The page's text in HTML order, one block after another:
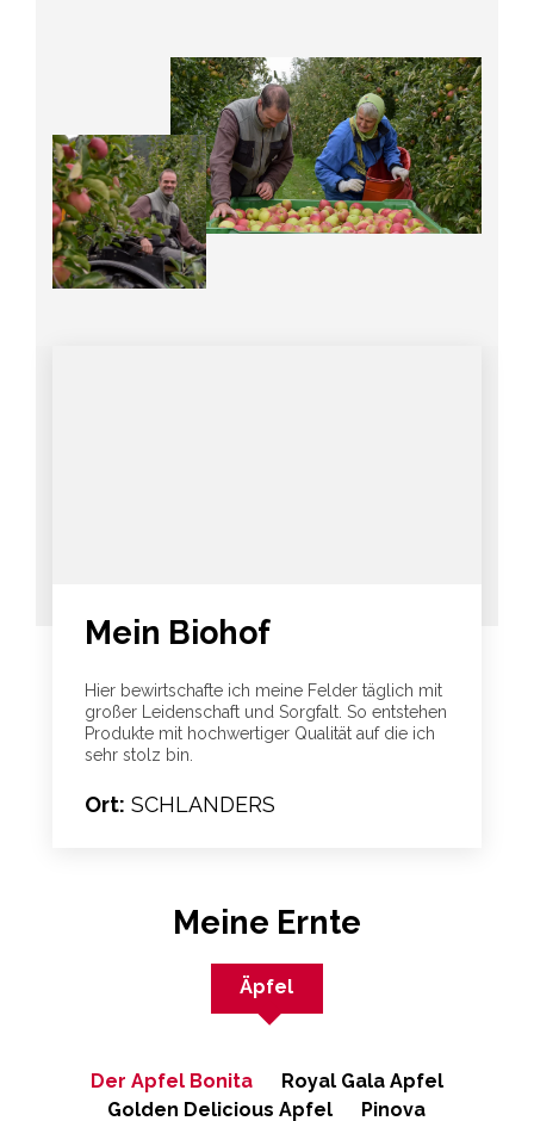
Mein Biohof
Hier bewirtschafte ich meine Felder täglich mit
großer Leidenschaft und Sorgfalt. So entstehen
Produkte mit hochwertiger Qualität auf die ich
sehr stolz bin.
Ort: SCHLANDERS
Meine Ernte
Der Apfel Bonita
Royal Gala Apfel
Golden Delicious Apfel
Pinova
Äpfel